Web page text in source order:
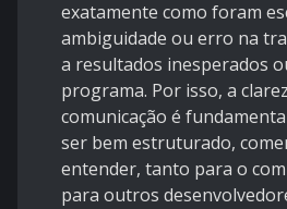
exatamente como foram
ambiguidade ou erro na
a resultados inesperados
programa. Por isso, a
comunicação é
ser bem estruturado,
entender, tanto para o
para outros